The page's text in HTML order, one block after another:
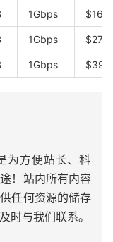
1Gbps
1Gbps
1Gbps
为方便站长、科
！站内所有内容
任何资源的储存
时与我们联系。